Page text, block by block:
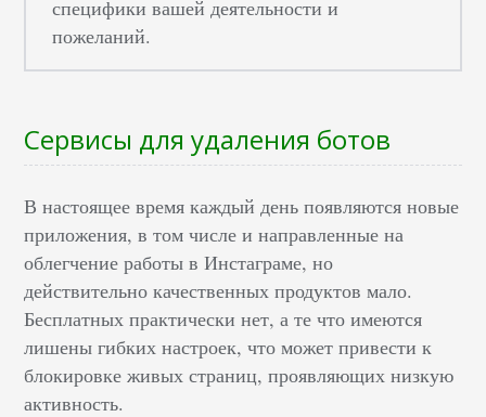
специфики вашей деятельности и
пожеланий.
Сервисы для удаления ботов
В настоящее время каждый день появляются новые
приложения, в том числе и направленные на
облегчение работы в Инстаграме, но
действительно качественных продуктов мало.
Бесплатных практически нет, а те что имеются
лишены гибких настроек, что может привести к
блокировке живых страниц, проявляющих низкую
активность.